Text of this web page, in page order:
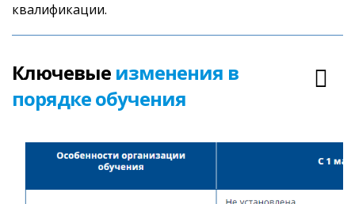
квалификации.
Ключевые изменения в
порядке обучения